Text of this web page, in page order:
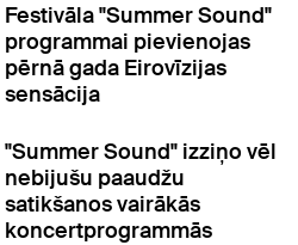
Festivāla "Summer Sound"
programmai pievienojas
pērnā gada Eirovīzijas
sensācija
"Summer Sound" izziņo vēl
nebijušu paaudžu
satikšanos vairākās
koncertprogrammās